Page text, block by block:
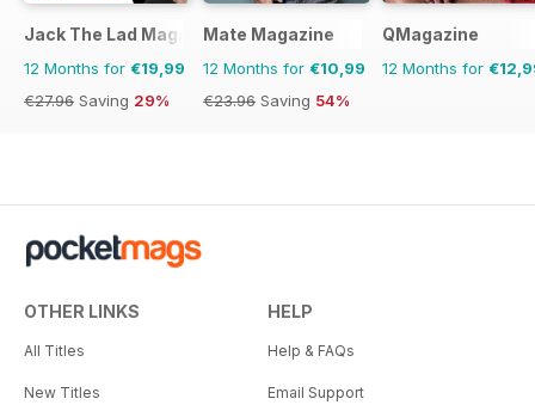
Jack The Lad Magazine
12 Months for €19,99
€27.96 Saving 29%
Mate Magazine
12 Months for €10,99
€23.96 Saving 54%
QMagazine
12 Months for
OTHER LINKS
All Titles
New Titles
HELP
Help & FAQs
Email Support